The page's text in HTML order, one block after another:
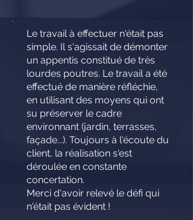
Le travail à effectuer n'était pas
simple. Il s'agissait de démonter
un appentis constitué de très
lourdes poutres. Le travail a été
effectué de manière réfléchie,
en utilisant des moyens qui ont
su préserver le cadre
environnant (jardin, terrasses,
façade...). Toujours à l'écoute du
client, la réalisation s'est
déroulée en constante
concertation.
Merci d'avoir relevé le défi qui
n'était pas évident !